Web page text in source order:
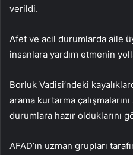
verildi.
Afet ve acil durumlarda aile
insanlara yardım etmenin
Borluk Vadisi’ndeki
arama kurtarma
durumlara hazır olduklarını
AFAD’ın uzman grupları